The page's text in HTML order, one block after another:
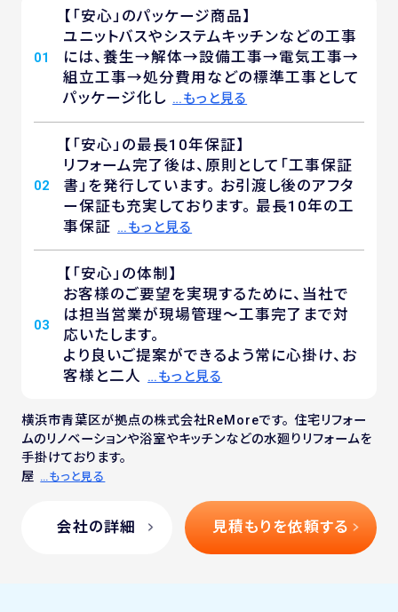
01
【「安心」のパッケージ商品】
ユニットバスやシステムキッチンなどの工事
には、養生→解体→設備工事→電気工事→
組立工事→処分費用などの標準工事として
パッケージ化し …もっと見る
02
【「安心」の最長10年保証】
リフォーム完了後は、原則として「工事保証
書」を発行しています。 お引渡し後のアフタ
ー保証も充実しております。 最長10年の工
事保証 …もっと見る
03
【「安心」の体制】
お客様のご要望を実現するために、当社で
は担当営業が現場管理～工事完了まで対
応いたします。
より良いご提案ができるよう常に心掛け、お
客様と二人
…もっと見る
横浜市青葉区が拠点の株式会社ReMoreです。 住宅リフォー
ムのリノベーションや浴室やキッチンなどの水廻りリフォームを
手掛けております。
屋 …もっと見る
会社の詳細 見積もりを依頼する